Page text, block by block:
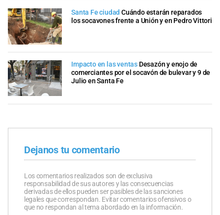
Santa Fe ciudad Cuándo estarán reparados
los socavones frente a Unión y en Pedro Vittori
Impacto en las ventas Desazón y enojo de
comerciantes por el socavón de bulevar y 9 de
Julio en Santa Fe
Dejanos tu comentario
Los comentarios realizados son de exclusiva
responsabilidad de sus autores y las consecuencias
derivadas de ellos pueden ser pasibles de las sanciones
legales que correspondan. Evitar comentarios ofensivos o
que no respondan al tema abordado en la información.